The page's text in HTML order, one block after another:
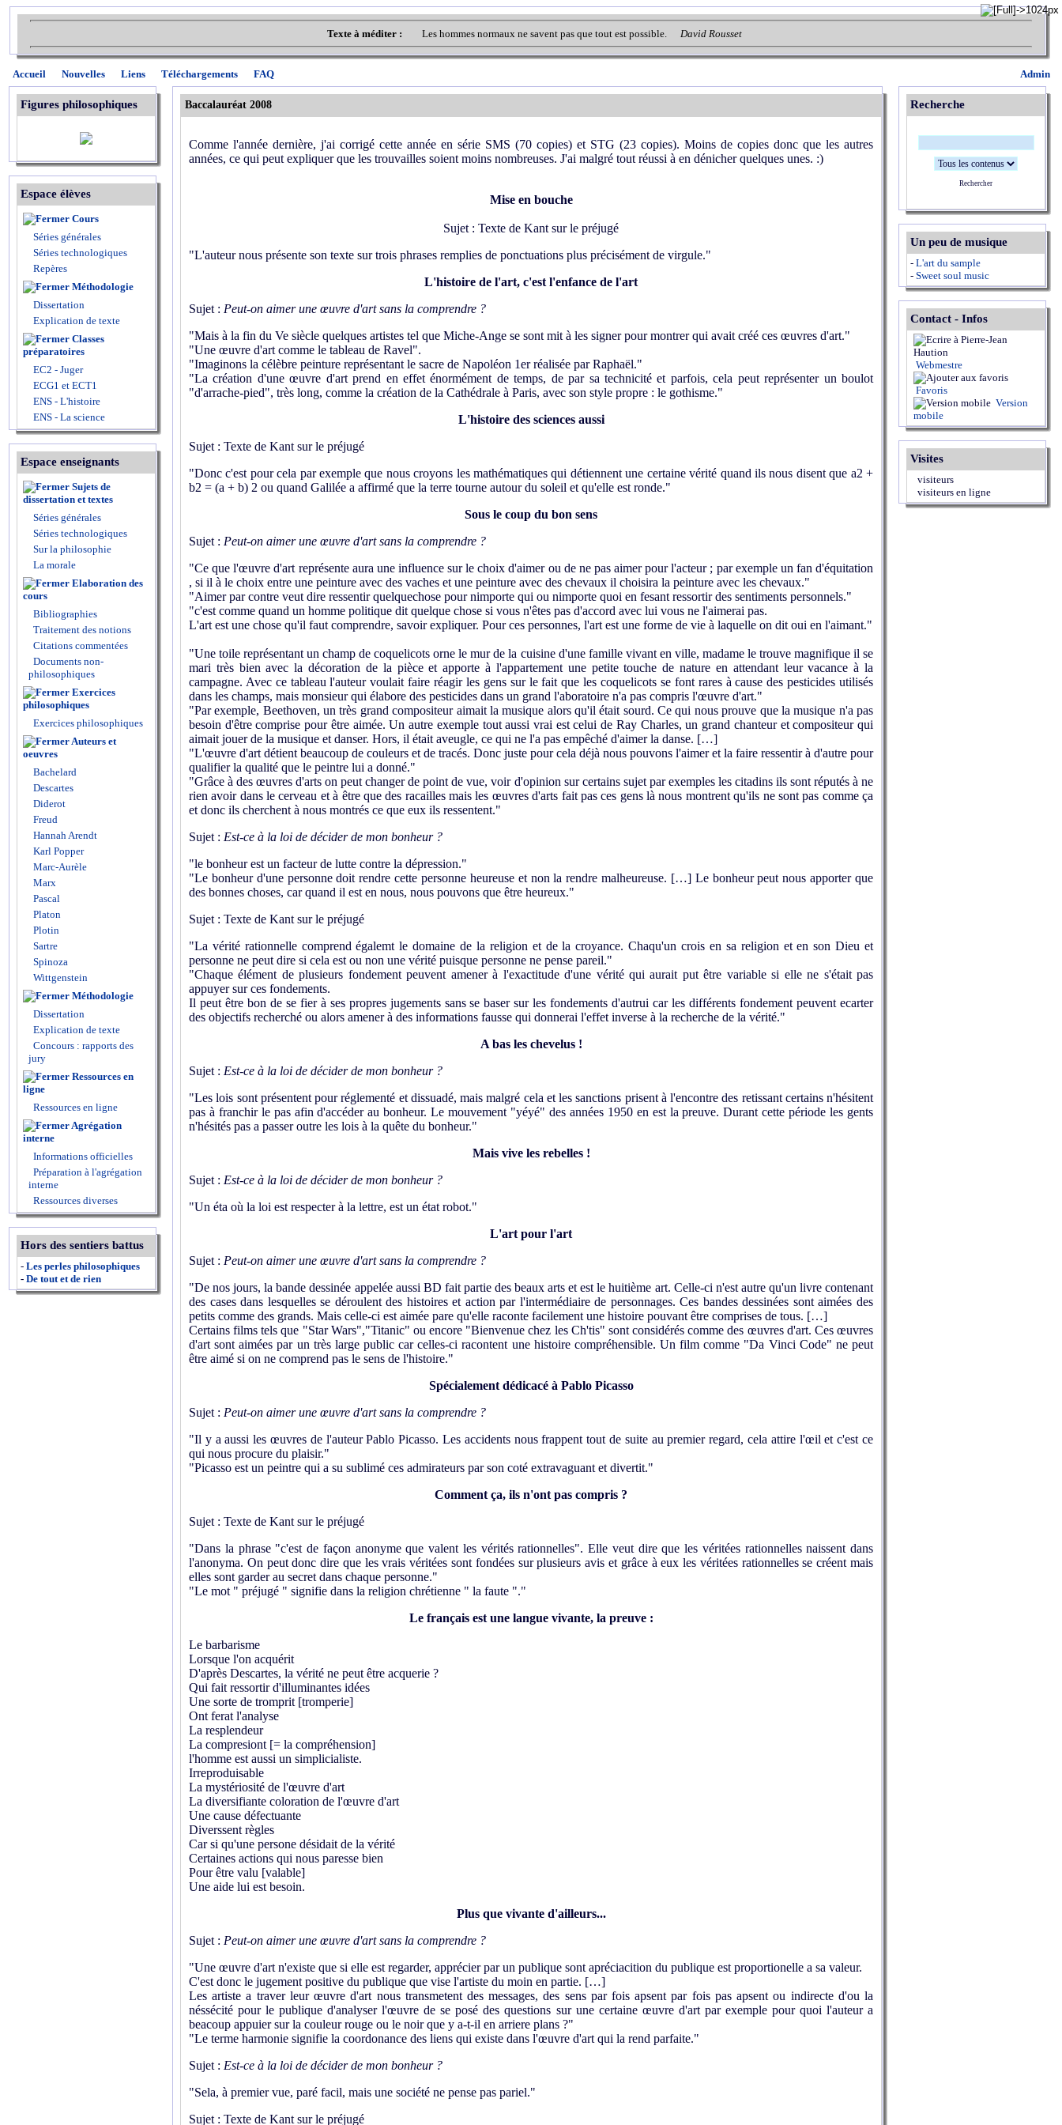
Texte à méditer : Les hommes normaux ne savent pas que tout est possible. David Rousset
Admin
Accueil Nouvelles Liens Téléchargements FAQ
Figures philosophiques
Espace élèves
Cours
Séries générales
Séries technologiques
Repères
Méthodologie
Dissertation
Explication de texte
Classes
préparatoires
EC2 - Juger
ECG1 et ECT1
ENS - L'histoire
ENS - La science
Espace enseignants
Sujets de
dissertation et textes
Séries générales
Séries technologiques
Sur la philosophie
La morale
Elaboration des
cours
Bibliographies
Traitement des notions
Citations commentées
Documents non-
philosophiques
Exercices
philosophiques
Exercices philosophiques
Auteurs et
oeuvres
Bachelard
Descartes
Diderot
Freud
Hannah Arendt
Karl Popper
Marc-Aurèle
Marx
Pascal
Platon
Plotin
Sartre
Spinoza
Wittgenstein
Méthodologie
Dissertation
Explication de texte
Concours : rapports des
jury
Ressources en
ligne
Ressources en ligne
Agrégation
interne
Informations officielles
Préparation à l'agrégation
interne
Ressources diverses
Hors des sentiers battus
- Les perles philosophiques
- De tout et de rien
Baccalauréat 2008
Comme l'année dernière, j'ai corrigé cette année en série SMS (70 copies) et STG (23 copies). Moins de copies donc que les autres
années, ce qui peut expliquer que les trouvailles soient moins nombreuses. J'ai malgré tout réussi à en dénicher quelques unes. :)
Mise en bouche
Sujet : Texte de Kant sur le préjugé
"L'auteur nous présente son texte sur trois phrases remplies de ponctuations plus précisément de virgule."
L'histoire de l'art, c'est l'enfance de l'art
Sujet : Peut-on aimer une œuvre d'art sans la comprendre ?
"Mais à la fin du Ve siècle quelques artistes tel que Miche-Ange se sont mit à les signer pour montrer qui avait créé ces œuvres d'art."
"Une œuvre d'art comme le tableau de Ravel".
"Imaginons la célèbre peinture représentant le sacre de Napoléon 1er réalisée par Raphaël."
"La création d'une œuvre d'art prend en effet énormément de temps, de par sa technicité et parfois, cela peut représenter un boulot
"d'arrache-pied", très long, comme la création de la Cathédrale à Paris, avec son style propre : le gothisme."
L'histoire des sciences aussi
Sujet : Texte de Kant sur le préjugé
"Donc c'est pour cela par exemple que nous croyons les mathématiques qui détiennent une certaine vérité quand ils nous disent que a2 +
b2 = (a + b) 2 ou quand Galilée a affirmé que la terre tourne autour du soleil et qu'elle est ronde."
Sous le coup du bon sens
Sujet : Peut-on aimer une œuvre d'art sans la comprendre ?
"Ce que l'œuvre d'art représente aura une influence sur le choix d'aimer ou de ne pas aimer pour l'acteur ; par exemple un fan d'équitation
, si il à le choix entre une peinture avec des vaches et une peinture avec des chevaux il choisira la peinture avec les chevaux."
"Aimer par contre veut dire ressentir quelquechose pour nimporte qui ou nimporte quoi en fesant ressortir des sentiments personnels."
"c'est comme quand un homme politique dit quelque chose si vous n'êtes pas d'accord avec lui vous ne l'aimerai pas.
L'art est une chose qu'il faut comprendre, savoir expliquer. Pour ces personnes, l'art est une forme de vie à laquelle on dit oui en l'aimant."
"Une toile représentant un champ de coquelicots orne le mur de la cuisine d'une famille vivant en ville, madame le trouve magnifique il se
mari très bien avec la décoration de la pièce et apporte à l'appartement une petite touche de nature en attendant leur vacance à la
campagne. Avec ce tableau l'auteur voulait faire réagir les gens sur le fait que les coquelicots se font rares à cause des pesticides utilisés
dans les champs, mais monsieur qui élabore des pesticides dans un grand l'aboratoire n'a pas compris l'œuvre d'art."
"Par exemple, Beethoven, un très grand compositeur aimait la musique alors qu'il était sourd. Ce qui nous prouve que la musique n'a pas
besoin d'être comprise pour être aimée. Un autre exemple tout aussi vrai est celui de Ray Charles, un grand chanteur et compositeur qui
aimait jouer de la musique et danser. Hors, il était aveugle, ce qui ne l'a pas empêché d'aimer la danse. […]
"L'œuvre d'art détient beaucoup de couleurs et de tracés. Donc juste pour cela déjà nous pouvons l'aimer et la faire ressentir à d'autre pour
qualifier la qualité que le peintre lui a donné."
"Grâce à des œuvres d'arts on peut changer de point de vue, voir d'opinion sur certains sujet par exemples les citadins ils sont réputés à ne
rien avoir dans le cerveau et à être que des racailles mais les œuvres d'arts fait pas ces gens là nous montrent qu'ils ne sont pas comme ça
et donc ils cherchent à nous montrés ce que eux ils ressentent."
Sujet : Est-ce à la loi de décider de mon bonheur ?
"le bonheur est un facteur de lutte contre la dépression."
"Le bonheur d'une personne doit rendre cette personne heureuse et non la rendre malheureuse. […] Le bonheur peut nous apporter que
des bonnes choses, car quand il est en nous, nous pouvons que être heureux."
Sujet : Texte de Kant sur le préjugé
"La vérité rationnelle comprend égalemt le domaine de la religion et de la croyance. Chaqu'un crois en sa religion et en son Dieu et
personne ne peut dire si cela est ou non une vérité puisque personne ne pense pareil."
"Chaque élément de plusieurs fondement peuvent amener à l'exactitude d'une vérité qui aurait put être variable si elle ne s'était pas
appuyer sur ces fondements.
Il peut être bon de se fier à ses propres jugements sans se baser sur les fondements d'autrui car les différents fondement peuvent ecarter
des objectifs recherché ou alors amener à des informations fausse qui donnerai l'effet inverse à la recherche de la vérité."
A bas les chevelus !
Sujet : Est-ce à la loi de décider de mon bonheur ?
"Les lois sont présentent pour réglementé et dissuadé, mais malgré cela et les sanctions prisent à l'encontre des retissant certains n'hésitent
pas à franchir le pas afin d'accéder au bonheur. Le mouvement "yéyé" des années 1950 en est la preuve. Durant cette période les gents
n'hésités pas a passer outre les lois à la quête du bonheur."
Mais vive les rebelles !
Sujet : Est-ce à la loi de décider de mon bonheur ?
"Un éta où la loi est respecter à la lettre, est un état robot."
L'art pour l'art
Sujet : Peut-on aimer une œuvre d'art sans la comprendre ?
"De nos jours, la bande dessinée appelée aussi BD fait partie des beaux arts et est le huitième art. Celle-ci n'est autre qu'un livre contenant
des cases dans lesquelles se déroulent des histoires et action par l'intermédiaire de personnages. Ces bandes dessinées sont aimées des
petits comme des grands. Mais celle-ci est aimée pare qu'elle raconte facilement une histoire pouvant être comprises de tous. […]
Certains films tels que "Star Wars","Titanic" ou encore "Bienvenue chez les Ch'tis" sont considérés comme des œuvres d'art. Ces œuvres
d'art sont aimées par un très large public car celles-ci racontent une histoire compréhensible. Un film comme "Da Vinci Code" ne peut
être aimé si on ne comprend pas le sens de l'histoire."
Spécialement dédicacé à Pablo Picasso
Sujet : Peut-on aimer une œuvre d'art sans la comprendre ?
"Il y a aussi les œuvres de l'auteur Pablo Picasso. Les accidents nous frappent tout de suite au premier regard, cela attire l'œil et c'est ce
qui nous procure du plaisir."
"Picasso est un peintre qui a su sublimé ces admirateurs par son coté extravaguant et divertit."
Comment ça, ils n'ont pas compris ?
Sujet : Texte de Kant sur le préjugé
"Dans la phrase "c'est de façon anonyme que valent les vérités rationnelles". Elle veut dire que les véritées rationnelles naissent dans
l'anonyma. On peut donc dire que les vrais véritées sont fondées sur plusieurs avis et grâce à eux les véritées rationnelles se créent mais
elles sont garder au secret dans chaque personne."
"Le mot " préjugé " signifie dans la religion chrétienne " la faute "."
Le français est une langue vivante, la preuve :
Le barbarisme
Lorsque l'on acquérit
D'après Descartes, la vérité ne peut être acquerie ?
Qui fait ressortir d'illuminantes idées
Une sorte de tromprit [tromperie]
Ont ferat l'analyse
La resplendeur
La compresiont [= la compréhension]
l'homme est aussi un simplicialiste.
Irreproduisable
La mystériosité de l'œuvre d'art
La diversifiante coloration de l'œuvre d'art
Une cause défectuante
Diverssent règles
Car si qu'une persone désidait de la vérité
Certaines actions qui nous paresse bien
Pour être valu [valable]
Une aide lui est besoin.
Plus que vivante d'ailleurs...
Sujet : Peut-on aimer une œuvre d'art sans la comprendre ?
"Une œuvre d'art n'existe que si elle est regarder, apprécier par un publique sont apréciacition du publique est proportionelle a sa valeur.
C'est donc le jugement positive du publique que vise l'artiste du moin en partie. […]
Les artiste a traver leur œuvre d'art nous transmetent des messages, des sens par fois apsent par fois pas apsent ou indirecte d'ou la
néssécité pour le publique d'analyser l'œuvre de se posé des questions sur une certaine œuvre d'art par exemple pour quoi l'auteur a
beacoup appuier sur la couleur rouge ou le noir que y a-t-il en arriere plans ?"
"Le terme harmonie signifie la coordonance des liens qui existe dans l'œuvre d'art qui la rend parfaite."
Sujet : Est-ce à la loi de décider de mon bonheur ?
"Sela, à premier vue, paré facil, mais une société ne pense pas pariel."
Sujet : Texte de Kant sur le préjugé
Recherche
Rechercher
Un peu de musique
- L'art du sample
- Sweet soul music
Contact - Infos
Webmestre
Favoris
Version
mobile
Visites
visiteurs
visiteurs en ligne